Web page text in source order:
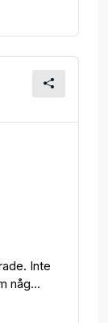
Inte
någ...